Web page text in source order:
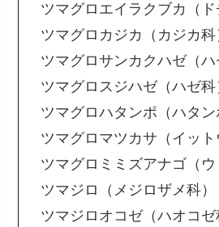
ツマグロエイラクブカ（ド
ツマグロカジカ（カジカ科
ツマグロサンカクハゼ（ハ
ツマグロスジハゼ（ハゼ科
ツマグロハタンポ（ハタン
ツマグロマツカサ（イット
ツマグロミミズアナゴ（ウ
ツマジロ（メジロザメ科）
ツマジロオコゼ（ハオコゼ